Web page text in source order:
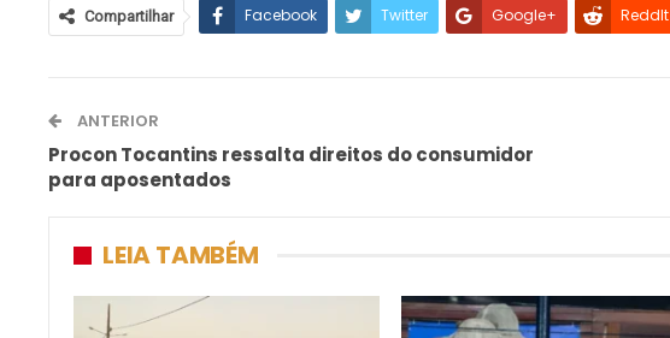
Compartilhar Facebook Twitter Google+ ReddIt
ANTERIOR
Procon Tocantins ressalta direitos do consumidor
para aposentados
LEIA TAMBÉM